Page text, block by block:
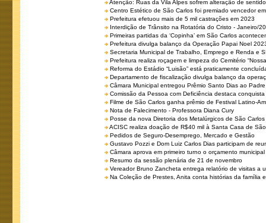
Atenção: Ruas da Vila Alpes sofrem alteração de
Centro Estético de São Carlos foi premiado vencedor
Prefeitura efetuou mais de 5 mil castrações em 2023
Interdição de Trânsito na Rotatória do Cristo - Janeiro/
Primeiras partidas da ‘Copinha’ em São Carlos
Prefeitura divulga balanço da Operação Papai Noel
Secretaria Municipal de Trabalho, Emprego e Renda e
Prefeitura realiza roçagem e limpeza do Cemitério
Reforma do Estádio “Luisão” está praticamente
Departamento de fiscalização divulga balanço da
Câmara Municipal entregou Prêmio Santo Dias ao
Comissão da Pessoa com Deficiência destaca
Filme de São Carlos ganha prêmio de Festival Latino-
Nota de Falecimento - Professora Diana Cury
Posse da nova Diretoria dos Metalúrgicos de São
ACISC realiza doação de R$40 mil à Santa Casa de
Pedidos de Seguro-Desemprego, Mercado e Gestão
Gustavo Pozzi e Dom Luiz Carlos Dias participam de
Câmara aprova em primeiro turno o orçamento
Resumo da sessão plenária de 21 de novembro
Vereador Bruno Zancheta entrega relatório de visitas a
Na Coleção de Prestes, Anita conta histórias da família